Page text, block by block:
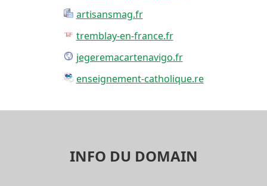
artisansmag.fr
tremblay-en-france.fr
jegeremacartenavigo.fr
enseignement-catholique.re
INFO DU DOMAIN